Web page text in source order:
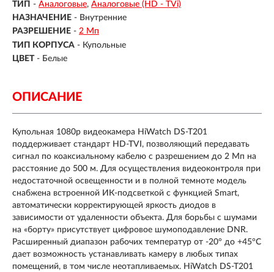
ТИП - Аналоговые Аналоговые (HD - TVi)
НАЗНАЧЕНИЕ - Внутренние
РАЗРЕШЕНИЕ - 2 Мп
ТИП КОРПУСА - Купольные
ЦВЕТ - Белые
ОПИСАНИЕ
Купольная 1080p видеокамера HiWatch DS-T201
поддерживает стандарт HD-TVI, позволяющий передавать
сигнал по коаксиальному кабелю с разрешением до 2 Мп на
расстояние до 500 м. Для осуществления видеоконтроля при
недостаточной освещенности и в полной темноте модель
снабжена встроенной ИК-подсветкой с функцией Smart,
автоматически корректирующей яркость диодов в
зависимости от удаленности объекта. Для борьбы с шумами
на «борту» присутствует цифровое шумоподавление DNR.
Расширенный диапазон рабочих температур от -20° до +45°C
дает возможность устанавливать камеру в любых типах
помещений, в том числе неотапливаемых. HiWatch DS-T201